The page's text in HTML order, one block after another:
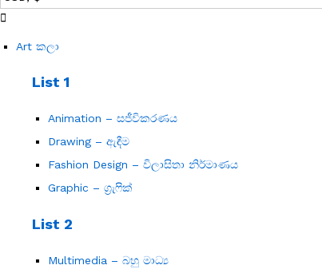
Main
Art කලා
List 1
Animation – සජීවිකරණය
Drawing – ඇඳීම
Fashion Design – විලාසිතා නිර්මාණය
Graphic – ග්‍රැෆික්
List 2
Multimedia – බහු මාධ්‍ය